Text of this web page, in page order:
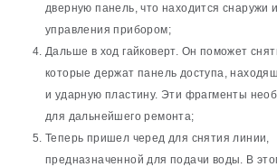
дверную панель, что находится снаружи
управления прибором;
Дальше в ход гайковерт. Он поможет
которые держат панель доступа,
и ударную пластину. Эти фрагменты
для дальнейшего ремонта;
Теперь пришел черед для снятия линии,
предназначенной для подачи воды. В